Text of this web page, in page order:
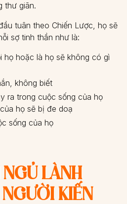
thư giãn.
tuân theo Chiến Lược, họ sẽ
sợ tinh thần như là:
họ hoặc là họ sẽ không có gì
không biết
ra trong cuộc sống của họ
họ sẽ bị đe doạ
sống của họ
LÀNH
KIẾN